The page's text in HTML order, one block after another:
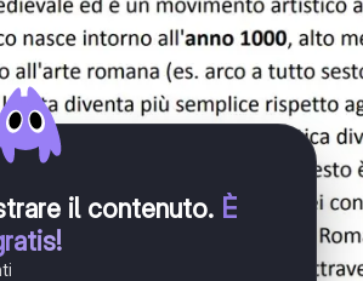
il contenuto. È